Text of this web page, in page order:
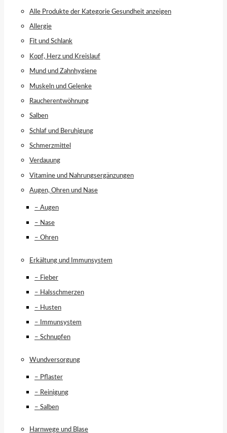
Alle Produkte der Kategorie Gesundheit anzeigen
Allergie
Fit und Schlank
Kopf, Herz und Kreislauf
Mund und Zahnhygiene
Muskeln und Gelenke
Raucherentwöhnung
Salben
Schlaf und Beruhigung
Schmerzmittel
Verdauung
Vitamine und Nahrungsergänzungen
Augen, Ohren und Nase
– Augen
– Nase
– Ohren
Erkältung und Immunsystem
– Fieber
– Halsschmerzen
– Husten
– Immunsystem
– Schnupfen
Wundversorgung
– Pflaster
– Reinigung
– Salben
Harnwege und Blase